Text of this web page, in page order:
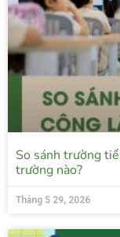
So sánh trường
trường nào?
Tháng 5 29, 2026